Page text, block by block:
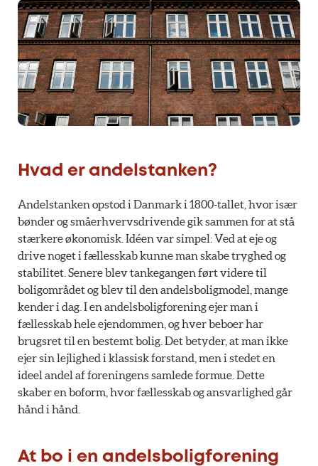
Hvad er andelstanken?
Andelstanken opstod i Danmark i 1800-tallet, hvor især
bønder og småerhvervsdrivende gik sammen for at stå
stærkere økonomisk. Idéen var simpel: Ved at eje og
drive noget i fællesskab kunne man skabe tryghed og
stabilitet. Senere blev tankegangen ført videre til
boligområdet og blev til den andelsboligmodel, mange
kender i dag. I en andelsboligforening ejer man i
fællesskab hele ejendommen, og hver beboer har
brugsret til en bestemt bolig. Det betyder, at man ikke
ejer sin lejlighed i klassisk forstand, men i stedet en
ideel andel af foreningens samlede formue. Dette
skaber en boform, hvor fællesskab og ansvarlighed går
hånd i hånd.
At bo i en andelsboligforening